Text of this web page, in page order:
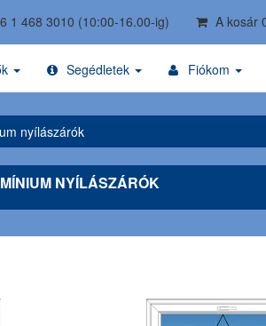
1 468 3010 (10:00-16.00-ig) A kosár
Segédletek Fiókom
nyílászárók
NYÍLÁSZÁRÓK